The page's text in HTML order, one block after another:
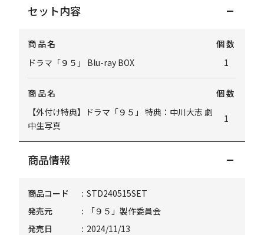
セット内容
商品名
個数
ドラマ「９５」 Blu-ray BOX
1
商品名
個数
【外付け特典】ドラマ「９５」 特典：中川大志 劇
中生写真
1
商品情報
商品コード
STD240515SET
発売元
「９５」製作委員会
発売日
2024/11/13